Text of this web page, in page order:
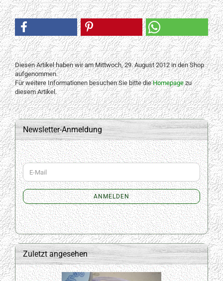
Diesen Artikel haben wir am Mittwoch, 29. August 2012 in den Shop
aufgenommen.
Für weitere Informationen besuchen Sie bitte dieHomepagezu
diesem Artikel.
Newsletter-Anmeldung
WEITER
ZUR
NEWSLETTER-
ANMELDUNG
E-
Mail
ANMELDEN
Zuletzt angesehen